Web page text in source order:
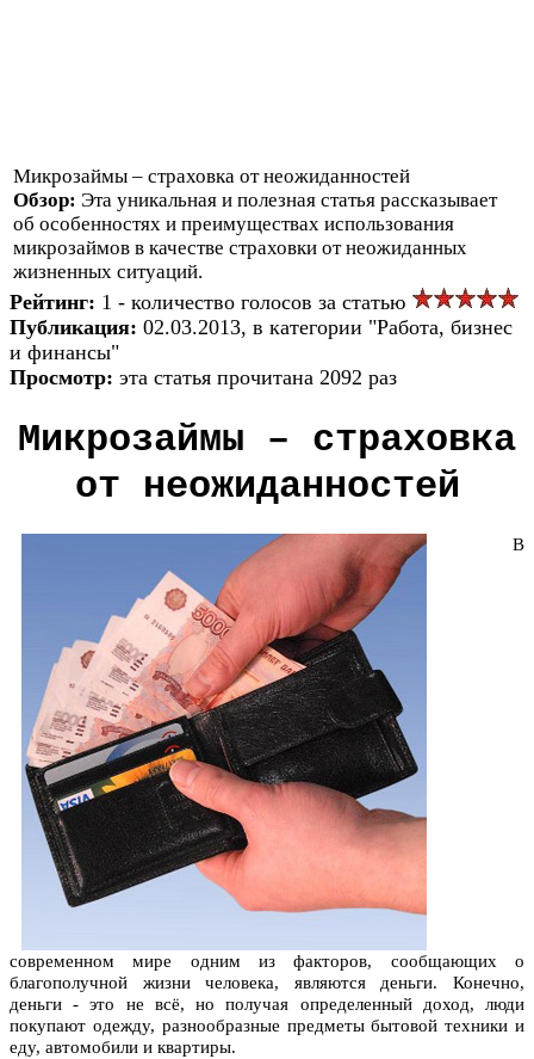
Микрозаймы – страховка от неожиданностей
Обзор: Эта уникальная и полезная статья рассказывает
об особенностях и преимуществах использования
микрозаймов в качестве страховки от неожиданных
жизненных ситуаций.
Рейтинг: 1 - количество голосов за статью
Публикация: 02.03.2013, в категории "Работа, бизнес
и финансы"
Просмотр: эта статья прочитана 2092 раз
Микрозаймы – страховка
от неожиданностей
В
современном мире одним из факторов, сообщающих о
благополучной жизни человека, являются деньги. Конечно,
деньги - это не всё, но получая определенный доход, люди
покупают одежду, разнообразные предметы бытовой техники и
еду, автомобили и квартиры.